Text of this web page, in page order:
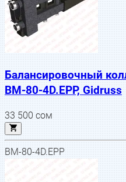
Балансировочный
BM-80-4D.EPP, Gidruss
33 500сом
BM-80-4D.EPP